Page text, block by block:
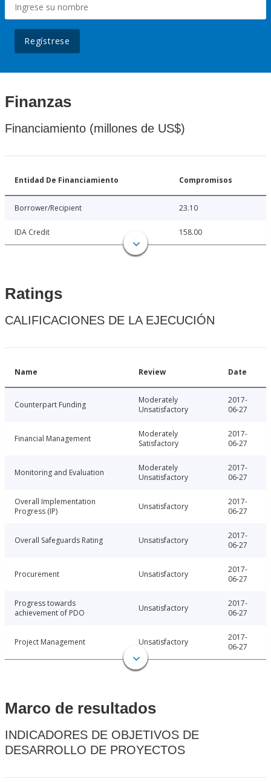
Regístrese
Finanzas
Financiamiento (millones de US$)
Entidad De Financiamiento Compromisos
Borrower/Recipient 23.10
IDA Credit 158.00
Ratings
CALIFICACIONES DE LA EJECUCIÓN
Name Review Date
Counterpart Funding
Moderately
Unsatisfactory
2017-
06-27
Financial Management
Moderately
Satisfactory
2017-
06-27
Monitoring and Evaluation
Moderately
Unsatisfactory
2017-
06-27
Overall Implementation
Progress (IP)
Unsatisfactory
2017-
06-27
Overall Safeguards Rating Unsatisfactory
2017-
06-27
Procurement Unsatisfactory
2017-
06-27
Progress towards
achievement of PDO
Unsatisfactory
2017-
06-27
Project Management Unsatisfactory
2017-
06-27
Marco de resultados
INDICADORES DE OBJETIVOS DE
DESARROLLO DE PROYECTOS